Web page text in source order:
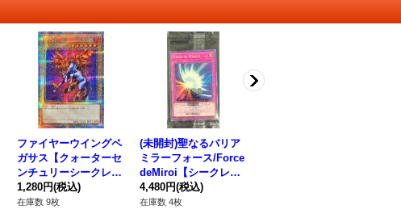
ファイヤーウイングペ
ガサス【クォーターセ
ンチュリーシークレッ
ト】{TDPP-JP016}
《モンスター》
1,280円(税込)
在庫数 9枚
(未開封)聖なるバリア
ミラーフォース/Force
deMiroi【シークレッ
ト】{2025-FRP02}
《罠》
4,480円(税込)
在庫数 4枚